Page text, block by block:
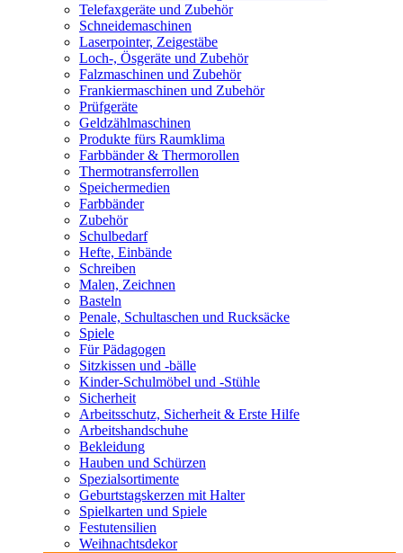
Telefaxgeräte und Zubehör
Schneidemaschinen
Laserpointer, Zeigestäbe
Loch-, Ösgeräte und Zubehör
Falzmaschinen und Zubehör
Frankiermaschinen und Zubehör
Prüfgeräte
Geldzählmaschinen
Produkte fürs Raumklima
Farbbänder & Thermorollen
Thermotransferrollen
Speichermedien
Farbbänder
Zubehör
Schulbedarf
Hefte, Einbände
Schreiben
Malen, Zeichnen
Basteln
Penale, Schultaschen und Rucksäcke
Spiele
Für Pädagogen
Sitzkissen und -bälle
Kinder-Schulmöbel und -Stühle
Sicherheit
Arbeitsschutz, Sicherheit & Erste Hilfe
Arbeitshandschuhe
Bekleidung
Hauben und Schürzen
Spezialsortimente
Geburtstagskerzen mit Halter
Spielkarten und Spiele
Festutensilien
Weihnachtsdekor